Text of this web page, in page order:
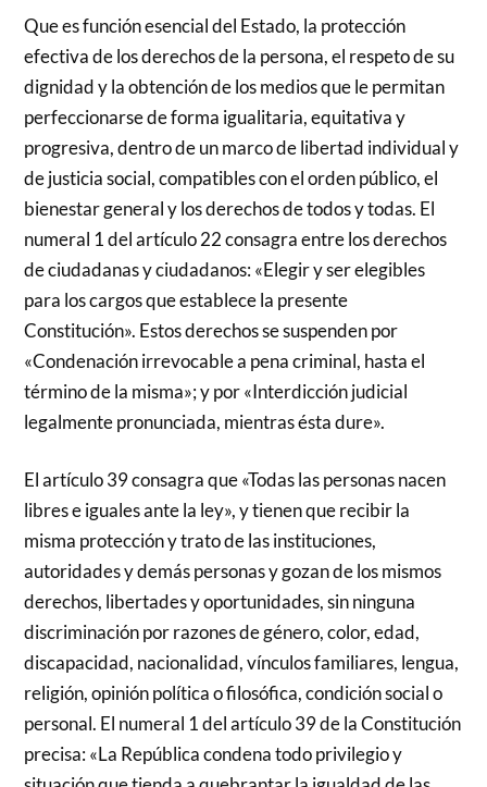
Que es función esencial del Estado, la protección
efectiva de los derechos de la persona, el respeto de su
dignidad y la obtención de los medios que le permitan
perfeccionarse de forma igualitaria, equitativa y
progresiva, dentro de un marco de libertad individual y
de justicia social, compatibles con el orden público, el
bienestar general y los derechos de todos y todas. El
numeral 1 del artículo 22 consagra entre los derechos
de ciudadanas y ciudadanos: «Elegir y ser elegibles
para los cargos que establece la presente
Constitución». Estos derechos se suspenden por
«Condenación irrevocable a pena criminal, hasta el
término de la misma»; y por «Interdicción judicial
legalmente pronunciada, mientras ésta dure».
El artículo 39 consagra que «Todas las personas nacen
libres e iguales ante la ley», y tienen que recibir la
misma protección y trato de las instituciones,
autoridades y demás personas y gozan de los mismos
derechos, libertades y oportunidades, sin ninguna
discriminación por razones de género, color, edad,
discapacidad, nacionalidad, vínculos familiares, lengua,
religión, opinión política o filosófica, condición social o
personal. El numeral 1 del artículo 39 de la Constitución
precisa: «La República condena todo privilegio y